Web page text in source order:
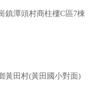
鎮潭頭村商柱樓C區7棟
黃田村(黃田國小對面)